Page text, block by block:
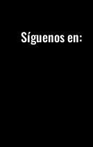
Síguenos en: